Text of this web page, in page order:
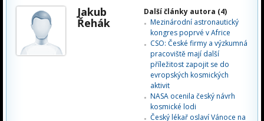
Jakub
Řehák
Další články autora (4)
Mezinárodní astronautický
kongres poprvé v Africe
CSO: České firmy a výzkumná
pracoviště mají další
příležitost zapojit se do
evropských kosmických
aktivit
NASA ocenila český návrh
kosmické lodi
Český lékař oslaví Vánoce na